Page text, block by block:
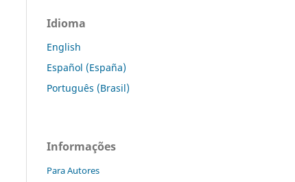
Idioma
English
Español (España)
Português (Brasil)
Informações
Para Autores